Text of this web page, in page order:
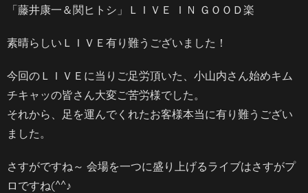
「藤井康一＆関ヒトシ」ＬＩＶＥ ＩＮ ＧＯＯＤ楽
素晴らしいＬＩＶＥ有り難うございました！
今回のＬＩＶＥに当りご足労頂いた、小山内さん始めキム
チキャッの皆さん大変ご苦労様でした。
それから、足を運んでくれたお客様本当に有り難うござい
ました。
さすがですね～ 会場を一つに盛り上げるライブはさすがプ
ロですね(^^♪